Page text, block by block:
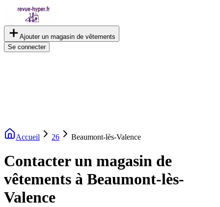
Ajouter un magasin de vêtements
Se connecter
Accueil 26 Beaumont-lès-Valence
Contacter un magasin de
vêtements à Beaumont-lès-
Valence